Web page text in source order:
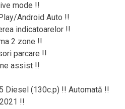
mode !!
Android Auto !!
indicatoarelor !!
2 zone !!
parcare !!
assist !!
Diesel (130c.p) !! Automată !!
2021 !!